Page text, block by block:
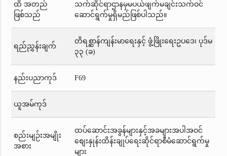
ထိ အတည်
ဖြစ်သည်
သက်ဆိုင်ရာဌာနမှမပယ်ဖျက်မချင်းသက်ဝင်
ဆောင်ရွက်မှုရှိမည်ဖြစ်ပါသည်။
ရည်ညွှန်းချက်
တိရစ္ဆာန်ကျန်းမာရေးနှင့် ဖွံ့ဖြိုးရေးဥပဒေ၊ ပုဒ်မ
၃၃ (ခ)
နည်းပညာကုဒ် F69
ယူအမ်ကုဒ်
စည်းမျဉ်းအမျိုး
အစား
ထပ်ဆောင်းအခွန်များနှင့်အခများအပါအဝင်
စျေးနှုန်းထိန်းချုပ်ရေးဆိုင်ရာစီမံဆောင်ရွက်မှု
များ